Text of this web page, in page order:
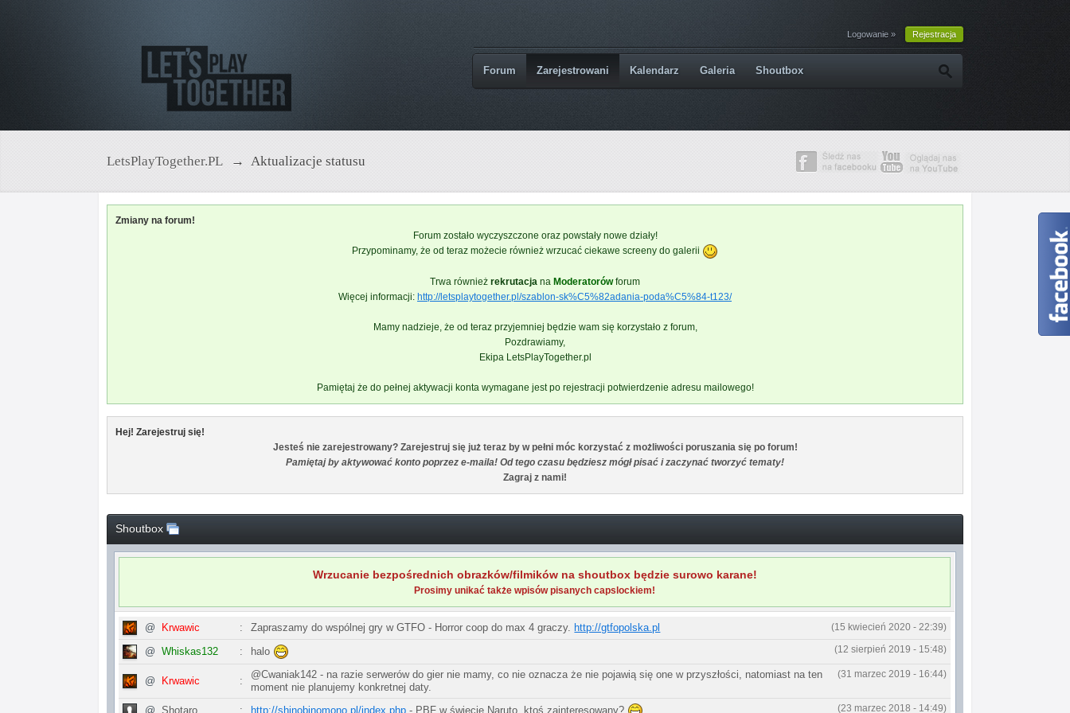
Logowanie » Rejestracja
Forum Zarejestrowani Kalendarz Galeria Shoutbox
LetsPlayTogether.PL → Aktualizacje statusu
Zmiany na forum!
Forum zostało wyczyszczone oraz powstały nowe działy!
Przypominamy, że od teraz możecie również wrzucać ciekawe screeny do galerii
Trwa również rekrutacja na Moderatorówforum
Więcej informacji: http://letsplaytogether.pl/szablon-sk%C5%82adania-poda%C5%84-t123/
Mamy nadzieje, że od teraz przyjemniej będzie wam się korzystało z forum,
Pozdrawiamy,
Ekipa LetsPlayTogether.pl
Pamiętaj że do pełnej aktywacji konta wymagane jest po rejestracji potwierdzenie adresu mailowego!
Hej! Zarejestruj się!
Jesteś nie zarejestrowany? Zarejestruj się już teraz by w pełni móc korzystać z możliwości poruszania się po forum!
Pamiętaj by aktywować konto poprzez e-maila! Od tego czasu będziesz mógł pisać i zaczynać tworzyć tematy!
Zagraj z nami!
Shoutbox
Wrzucanie bezpośrednich obrazków/filmików na shoutbox będzie surowo karane!
Prosimy unikać także wpisów pisanych capslockiem!
@ Krwawic : (15 kwiecień 2020 - 22:39)
Zapraszamy do wspólnej gry w GTFO - Horror coop do max 4 graczy. http://gtfopolska.pl
@
Whiskas132 : (12 sierpień 2019 - 15:48)
halo
@ Krwawic :
(31 marzec 2019 - 16:44)
@Cwaniak142 - na razie serwerów do gier nie mamy, co nie oznacza że nie pojawią się one w przyszłości, natomiast na ten
moment nie planujemy konkretnej daty.
@ Shotaro : (23 marzec 2018 - 14:49)
http://shinobinomono.pl/index.php - PBF w świecie Naruto, ktoś zainteresowany?